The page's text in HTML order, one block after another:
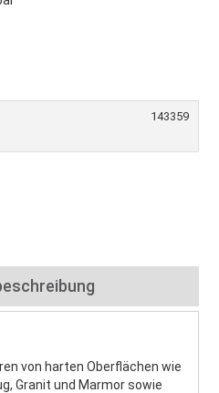
143359
von harten Oberflächen wie
Granit und Marmor sowie